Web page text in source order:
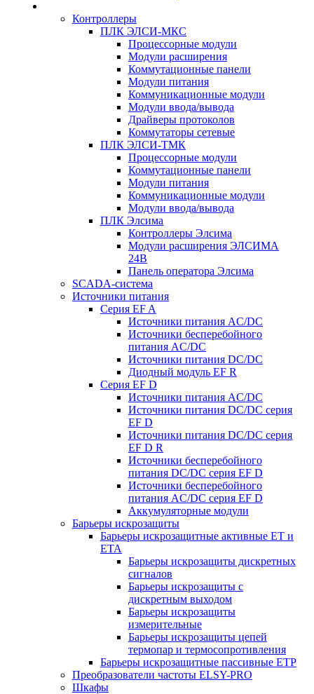
Контроллеры
ПЛК ЭЛСИ-МКС
Процессорные модули
Модули расширения
Коммутационные панели
Модули питания
Коммуникационные модули
Модули ввода/вывода
Драйверы протоколов
Коммутаторы сетевые
ПЛК ЭЛСИ-ТМК
Процессорные модули
Коммутационные панели
Модули питания
Коммуникационные модули
Модули ввода/вывода
ПЛК Элсима
Контроллеры Элсима
Модули расширения ЭЛСИМА
24В
Панель оператора Элсима
SCADA-система
Источники питания
Серия EF A
Источники питания AC/DC
Источники бесперебойного
питания AC/DC
Источники питания DC/DC
Диодный модуль EF R
Серия EF D
Источники питания AC/DC
Источники питания DC/DC серия
EF D
Источники питания DC/DC серия
EF D R
Источники бесперебойного
питания DC/DC серия EF D
Источники бесперебойного
питания AC/DC серия EF D
Аккумуляторные модули
Барьеры искрозащиты
Барьеры искрозащитные активные ET и
ETA
Барьеры искрозащиты дискретных
сигналов
Барьеры искрозащиты с
дискретным выходом
Барьеры искрозащиты
измерительные
Барьеры искрозащиты цепей
термопар и термосопротивления
Барьеры искрозащитные пассивные ЕТР
Преобразователи частоты ELSY-PRO
Шкафы